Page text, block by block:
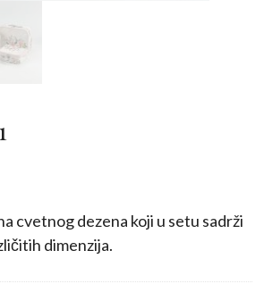
cvetnog dezena koji u setu sadrži
dimenzija.